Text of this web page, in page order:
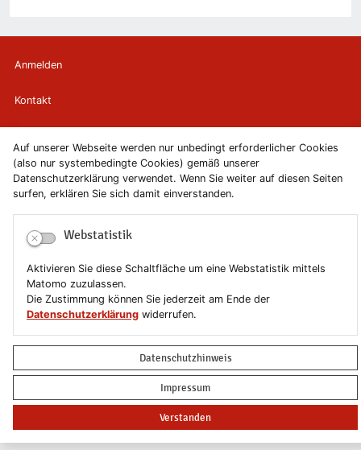
Auf unserer Webseite werden nur unbedingt erforderlicher Cookies
(also nur systembedingte Cookies) gemäß unserer
Datenschutzerklärung verwendet. Wenn Sie weiter auf diesen Seiten
surfen, erklären Sie sich damit einverstanden.
Webstatistik
Aktivieren Sie diese Schaltfläche um eine Webstatistik mittels
Matomo zuzulassen.
Die Zustimmung können Sie jederzeit am Ende der
Datenschutzerklärung widerrufen.
Datenschutzhinweis
Impressum
Verstanden
Anmelden
Kontakt
Newsletterabmeldung
Datenschutzerklärung
Erklärung zur Barrierefreiheit
Leichte Sprache
Copyright © 2019-2026 Stadt Schönebeck (Elbe)